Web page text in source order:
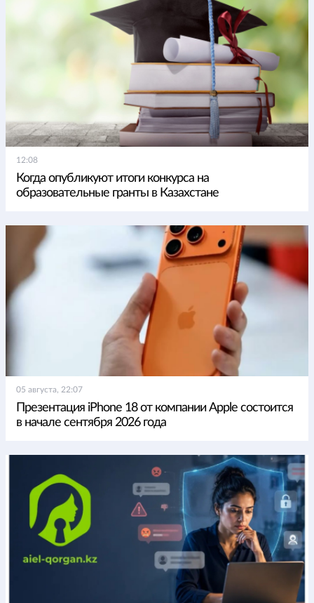
12:08
Когда опубликуют итоги конкурса на
образовательные гранты в Казахстане
05 августа, 22:07
Презентация iPhone 18 от компании Apple состоится
в начале сентября 2026 года